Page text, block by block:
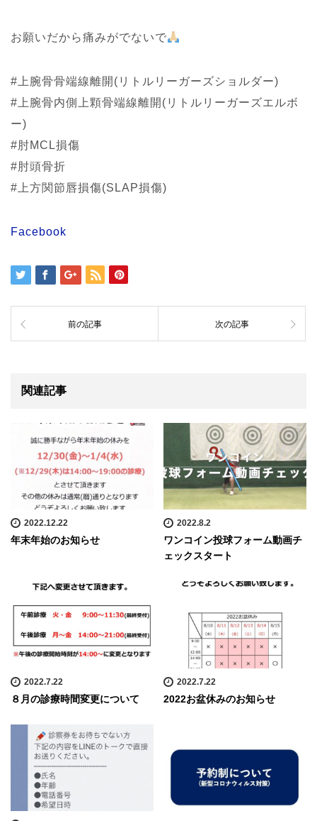
お願いだから痛みがでないで
#上腕骨骨端線離開(リトルリーガーズショルダー)
#上腕骨内側上顆骨端線離開(リトルリーガーズエルボ
ー)
#肘MCL損傷
#肘頭骨折
#上方関節唇損傷(SLAP損傷)
Facebook
前の記事 次の記事
関連記事
2022.12.22
年末年始のお知らせ
2022.8.2
ワンコイン投球フォーム動画チ
ェックスタート
2022.7.22
８月の診療時間変更について
2022.7.22
2022お盆休みのお知らせ